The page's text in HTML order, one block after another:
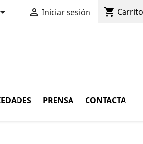
 Iniciar sesión shopping_cart Carrito
PRENSA CONTACTA